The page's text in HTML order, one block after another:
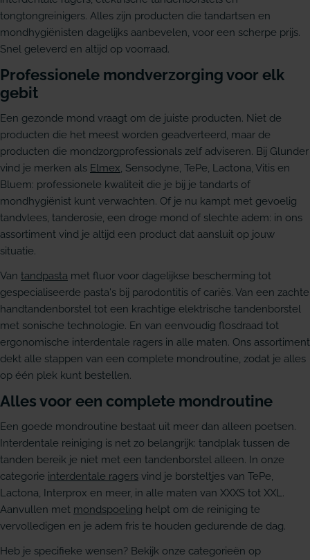
tongtongreinigers. Alles zijn producten die tandartsen en
mondhygiënisten dagelijks aanbevelen, voor een scherpe prijs.
Snel geleverd en altijd op voorraad.
Professionele mondverzorging voor elk
gebit
Een gezonde mond vraagt om de juiste producten. Niet de
producten die het meest worden geadverteerd, maar de
producten die mondzorgprofessionals zelf adviseren. Bij Glunder
vind je merken als Elmex, Sensodyne, TePe, Lactona, Vitis en
Bluem: professionele kwaliteit die je bij je tandarts of
mondhygiënist kunt verwachten. Of je nu kampt met gevoelig
tandvlees, tanderosie, een droge mond of slechte adem: in ons
assortiment vind je altijd een product dat aansluit op jouw
situatie.
Van tandpasta met fluor voor dagelijkse bescherming tot
gespecialiseerde pasta's bij parodontitis of cariës. Van een zachte
handtandenborstel tot een krachtige elektrische tandenborstel
met sonische technologie. En van eenvoudig flosdraad tot
ergonomische interdentale ragers in alle maten. Ons assortiment
dekt alle stappen van een complete mondroutine, zodat je alles
op één plek kunt bestellen.
Alles voor een complete mondroutine
Een goede mondroutine bestaat uit meer dan alleen poetsen.
Interdentale reiniging is net zo belangrijk: tandplak tussen de
tanden bereik je niet met een tandenborstel alleen. In onze
categorie interdentale ragers vind je borsteltjes van TePe,
Lactona, Interprox en meer, in alle maten van XXXS tot XXL.
Aanvullen met mondspoeling helpt om de reiniging te
vervolledigen en je adem fris te houden gedurende de dag.
Heb je specifieke wensen? Bekijk onze categorieën op